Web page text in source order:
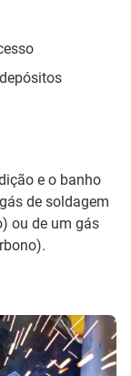
e o banho
de soldagem
ou de um gás